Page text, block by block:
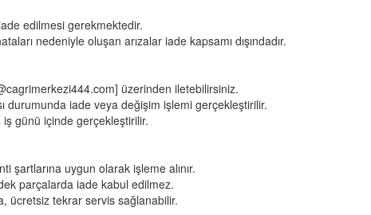
edilmesi gerekmektedir.
nedeniyle oluşan arızalar iade kapsamı dışındadır.
üzerinden iletebilirsiniz.
durumunda iade veya değişim işlemi gerçekleştirilir.
iş günü içinde gerçekleştirilir.
şartlarına uygun olarak işleme alınır.
parçalarda iade kabul edilmez.
ücretsiz tekrar servis sağlanabilir.